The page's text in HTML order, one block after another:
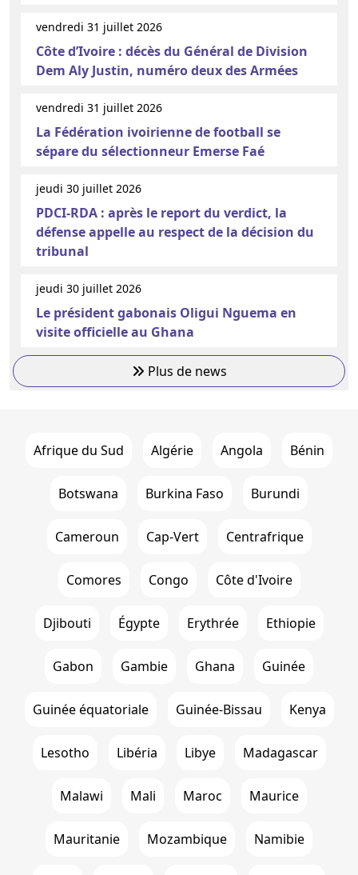
vendredi 31 juillet 2026
Côte d’Ivoire : décès du Général de Division
Dem Aly Justin, numéro deux des Armées
vendredi 31 juillet 2026
La Fédération ivoirienne de football se
sépare du sélectionneur Emerse Faé
jeudi 30 juillet 2026
PDCI-RDA : après le report du verdict, la
défense appelle au respect de la décision du
tribunal
jeudi 30 juillet 2026
Le président gabonais Oligui Nguema en
visite officielle au Ghana
Plus de news
Afrique du Sud Algérie Angola Bénin
Botswana Burkina Faso Burundi
Cameroun Cap-Vert Centrafrique
Comores Congo Côte d'Ivoire
Djibouti Égypte Erythrée Ethiopie
Gabon Gambie Ghana Guinée
Guinée équatoriale Guinée-Bissau Kenya
Lesotho Libéria Libye Madagascar
Malawi Mali Maroc Maurice
Mauritanie Mozambique Namibie